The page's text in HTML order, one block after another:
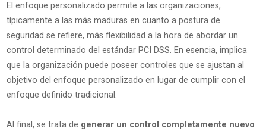
El enfoque personalizado permite a las organizaciones,
típicamente a las más maduras en cuanto a postura de
seguridad se refiere, más flexibilidad a la hora de abordar un
control determinado del estándar PCI DSS. En esencia, implica
que la organización puede poseer controles que se ajustan al
objetivo del enfoque personalizado en lugar de cumplir con el
enfoque definido tradicional.
Al final, se trata de generar un control completamente nuevo